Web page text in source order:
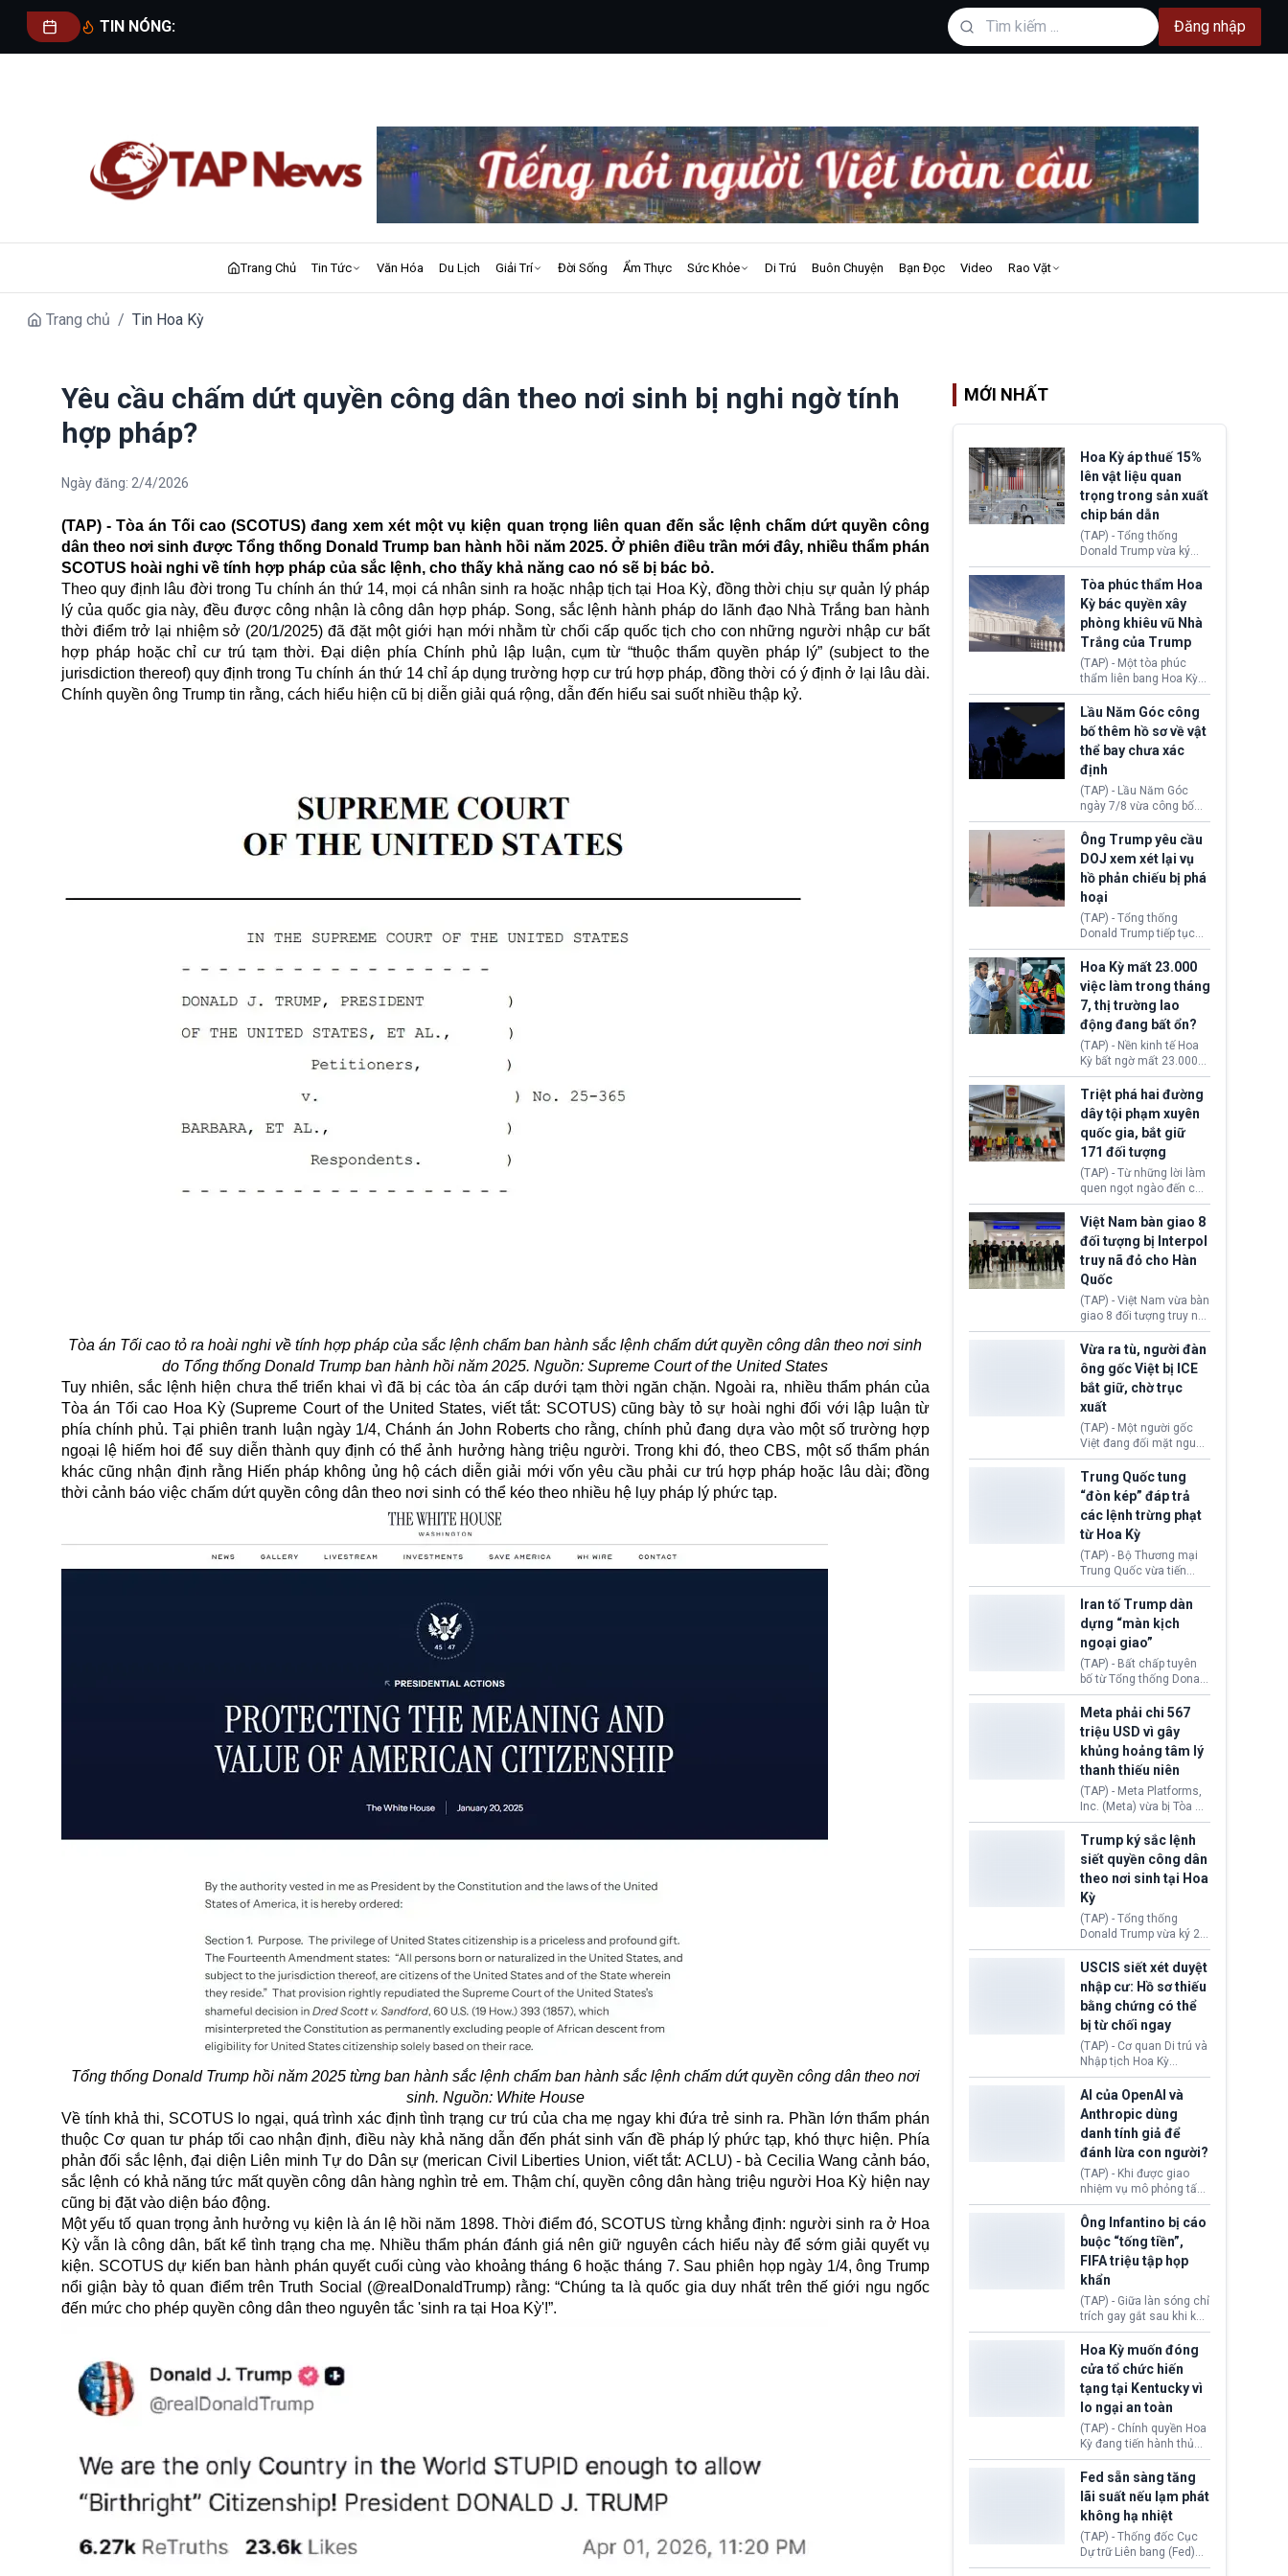
TIN NÓNG: Đăng nhập
Trang Chủ Tin Tức Văn Hóa Du Lịch Giải Trí Đời Sống Ẩm Thực Sức Khỏe Di Trú Buôn Chuyện Bạn Đọc Video Rao Vặt
Trang chủ / Tin Hoa Kỳ
Yêu cầu chấm dứt quyền công dân theo nơi sinh bị nghi ngờ tính
hợp pháp?
Ngày đăng: 2/4/2026
(TAP) - Tòa án Tối cao (SCOTUS) đang xem xét một vụ kiện quan trọng liên quan đến sắc lệnh chấm dứt quyền công
dân theo nơi sinh được Tổng thống Donald Trump ban hành hồi năm 2025. Ở phiên điều trần mới đây, nhiều thẩm phán
SCOTUS hoài nghi về tính hợp pháp của sắc lệnh, cho thấy khả năng cao nó sẽ bị bác bỏ.
Theo quy định lâu đời trong Tu chính án thứ 14, mọi cá nhân sinh ra hoặc nhập tịch tại Hoa Kỳ, đồng thời chịu sự quản lý pháp
lý của quốc gia này, đều được công nhận là công dân hợp pháp. Song, sắc lệnh hành pháp do lãnh đạo Nhà Trắng ban hành
thời điểm trở lại nhiệm sở (20/1/2025) đã đặt một giới hạn mới nhằm từ chối cấp quốc tịch cho con những người nhập cư bất
hợp pháp hoặc chỉ cư trú tạm thời. Đại diện phía Chính phủ lập luận, cụm từ “thuộc thẩm quyền pháp lý” (subject to the
jurisdiction thereof) quy định trong Tu chính án thứ 14 chỉ áp dụng trường hợp cư trú hợp pháp, đồng thời có ý định ở lại lâu dài.
Chính quyền ông Trump tin rằng, cách hiểu hiện cũ bị diễn giải quá rộng, dẫn đến hiểu sai suốt nhiều thập kỷ.
Tòa án Tối cao tỏ ra hoài nghi về tính hợp pháp của sắc lệnh chấm ban hành sắc lệnh chấm dứt quyền công dân theo nơi sinh
do Tổng thống Donald Trump ban hành hồi năm 2025. Nguồn: Supreme Court of the United States
Tuy nhiên, sắc lệnh hiện chưa thể triển khai vì đã bị các tòa án cấp dưới tạm thời ngăn chặn. Ngoài ra, nhiều thẩm phán của
Tòa án Tối cao Hoa Kỳ (Supreme Court of the United States, viết tắt: SCOTUS) cũng bày tỏ sự hoài nghi đối với lập luận từ
phía chính phủ. Tại phiên tranh luận ngày 1/4, Chánh án John Roberts cho rằng, chính phủ đang dựa vào một số trường hợp
ngoại lệ hiếm hoi để suy diễn thành quy định có thể ảnh hưởng hàng triệu người. Trong khi đó, theo CBS, một số thẩm phán
khác cũng nhận định rằng Hiến pháp không ủng hộ cách diễn giải mới vốn yêu cầu phải cư trú hợp pháp hoặc lâu dài; đồng
thời cảnh báo việc chấm dứt quyền công dân theo nơi sinh có thể kéo theo nhiều hệ lụy pháp lý phức tạp.
Tổng thống Donald Trump hồi năm 2025 từng ban hành sắc lệnh chấm ban hành sắc lệnh chấm dứt quyền công dân theo nơi
sinh. Nguồn: White House
Về tính khả thi, SCOTUS lo ngại, quá trình xác định tình trạng cư trú của cha mẹ ngay khi đứa trẻ sinh ra. Phần lớn thẩm phán
thuộc Cơ quan tư pháp tối cao nhận định, điều này khả năng dẫn đến phát sinh vấn đề pháp lý phức tạp, khó thực hiện. Phía
phản đối sắc lệnh, đại diện Liên minh Tự do Dân sự (merican Civil Liberties Union, viết tắt: ACLU) - bà Cecilia Wang cảnh báo,
sắc lệnh có khả năng tức mất quyền công dân hàng nghìn trẻ em. Thậm chí, quyền công dân hàng triệu người Hoa Kỳ hiện nay
cũng bị đặt vào diện báo động.
Một yếu tố quan trọng ảnh hưởng vụ kiện là án lệ hồi năm 1898. Thời điểm đó, SCOTUS từng khẳng định: người sinh ra ở Hoa
Kỳ vẫn là công dân, bất kể tình trạng cha mẹ. Nhiều thẩm phán đánh giá nên giữ nguyên cách hiểu này để sớm giải quyết vụ
kiện. SCOTUS dự kiến ban hành phán quyết cuối cùng vào khoảng tháng 6 hoặc tháng 7. Sau phiên họp ngày 1/4, ông Trump
nổi giận bày tỏ quan điểm trên Truth Social (@realDonaldTrump) rằng: “Chúng ta là quốc gia duy nhất trên thế giới ngu ngốc
đến mức cho phép quyền công dân theo nguyên tắc 'sinh ra tại Hoa Kỳ'!”.
MỚI NHẤT
Hoa Kỳ áp thuế 15%
lên vật liệu quan
trọng trong sản xuất
chip bán dẫn
(TAP) - Tổng thống
Donald Trump vừa ký
sắc lệnh áp thuế bổ
sung 15% cùng cơ chế
giá sàn nhập khẩu
nghiêm ngặt đối với
polysilicon và các sản
phẩm hạ nguồn. Quyết
định này nhằm khôi
phục chuỗi cung ứng
công nghệ, năng lượng
mặt trời nội địa trước sự
thống trị của Trung
Quốc.
Tòa phúc thẩm Hoa
Kỳ bác quyền xây
phòng khiêu vũ Nhà
Trắng của Trump
(TAP) - Một tòa phúc
thẩm liên bang Hoa Kỳ
vừa phán quyết, chính
quyền Tổng thống
Donald Trump không có
quyền tự ý xây phòng
khiêu vũ mới rộng
khoảng 90.000 feet
vuông tại khu vực Cánh
Đông Nhà Trắng.
Lầu Năm Góc công
bố thêm hồ sơ về vật
thể bay chưa xác
định
(TAP) - Lầu Năm Góc
ngày 7/8 vừa công bố
thêm 41 hồ sơ liên quan
đến UFO hay còn được
gọi là hiện tượng bất
thường chưa xác định
(UAP). Những tài liệu này
bao gồm hình ảnh,
video, báo cáo từ nhiều
cơ quan khác nhau như
Cục Điều tra Liên bang
(FBI), Cơ quan Tình báo
Trung ương (CIA) và Bộ
Ngoại giao (DOS).
Ông Trump yêu cầu
DOJ xem xét lại vụ
hồ phản chiếu bị phá
hoại
(TAP) - Tổng thống
Donald Trump tiếp tục
cho rằng, hồ phản chiếu
trước Đài tưởng niệm
Lincoln bị phá hoại. Lãnh
đạo Nhà Trắng yêu cầu
Bộ Tư pháp (DOJ) xem
xét lại quyết định hủy
truy tố những cá nhân bị
nghi ngờ làm hư hại
công trình.
Hoa Kỳ mất 23.000
việc làm trong tháng
7, thị trường lao
động đang bất ổn?
(TAP) - Nền kinh tế Hoa
Kỳ bất ngờ mất 23.000
việc làm vào tháng 7,
cho thấy thị trường lao
động có dấu hiệu suy
yếu sau thời gian duy trì
tương đối ổn định suốt
nửa năm 2026.
Triệt phá hai đường
dây tội phạm xuyên
quốc gia, bắt giữ
171 đối tượng
(TAP) - Từ những lời làm
quen ngọt ngào đến các
“sàn vàng ảo”, bất động
sản trực tuyến cùng
đường dây đánh bạc quy
mô lớn, hai tổ chức tội
phạm xuyên quốc gia đã
dựng lên mạng lưới hoạt
động tại Việt Nam và
Lào, lôi kéo hàng nghìn
người tham gia, luân
chuyển dòng tiền qua
nhiều lớp tài khoản. Sau
hơn 2 tuần phối hợp truy
xét, lực lượng chức năng
hai nước đã bắt giữ 171
Việt Nam bàn giao 8
đối tượng bị Interpol
truy nã đỏ cho Hàn
Quốc
(TAP) - Việt Nam vừa bàn
giao 8 đối tượng truy nã
đỏ Interpol cho lực lượng
chức năng Hàn Quốc.
Nhóm này bị xác định
lừa đảo 619 nạn nhân,
chiếm đoạt hơn 17,7 tỷ
KRW.
Vừa ra tù, người đàn
ông gốc Việt bị ICE
bắt giữ, chờ trục
xuất
(TAP) - Một người gốc
Việt đang đối mặt nguy
cơ bị trục xuất khỏi Hoa
Kỳ sau khi đã chấp hành
xong bản án liên quan
đến tội ác từ hơn 30
năm trước tại California.
Trung Quốc tung
“đòn kép” đáp trả
các lệnh trừng phạt
từ Hoa Kỳ
(TAP) - Bộ Thương mại
Trung Quốc vừa tiến
hành áp đặt lệnh trừng
phạt lên hàng loạt thực
thể và siết chặt kiểm
soát xuất khẩu máy bay
không người lái (UAV)
sang Hoa Kỳ. Động thái
này nhằm đáp trả các
biện pháp hạn chế
thương mại, áp thuế mới
cùng lệnh cấm công
nghệ gần đây từ phía
Washington.
Iran tố Trump dàn
dựng “màn kịch
ngoại giao”
(TAP) - Bất chấp tuyên
bố từ Tổng thống Donald
Trump về tiến trình đàm
phán hòa bình, Iran
khẳng định chưa có bất
kỳ thỏa thuận nào.
Tehran cho rằng, Hoa Kỳ
chỉ đang dàn dựng “màn
kịch ngoại giao” để xoa
dịu căng thẳng.
Meta phải chi 567
triệu USD vì gây
khủng hoảng tâm lý
thanh thiếu niên
(TAP) - Meta Platforms,
Inc. (Meta) vừa bị Tòa án
bang New Mexico yêu
cầu đóng góp 567 triệu
USD vào một quỹ khắc
phục hậu quả. Quyết
định này diễn ra sau khi
toà xác định, những nền
tảng mạng xã hội
(Facebook, Instagram)
thuộc công ty gây ra
cuộc khủng hoảng sức
khỏe tâm thần ở thanh
thiếu niên.
Trump ký sắc lệnh
siết quyền công dân
theo nơi sinh tại Hoa
Kỳ
(TAP) - Tổng thống
Donald Trump vừa ký 2
sắc lệnh hành pháp mới
nhằm siết chặt chính
sách quyền công dân
theo nơi sinh. Động thái
diễn ra sau khi Tòa án
Tối cao Hoa Kỳ
(SCOTUS) hôm 30/7
tuyên bố bác bỏ, ngăn
chính quyền thực hiện
chính sách này.
USCIS siết xét duyệt
nhập cư: Hồ sơ thiếu
bằng chứng có thể
bị từ chối ngay
(TAP) - Cơ quan Di trú và
Nhập tịch Hoa Kỳ
(USCIS) vừa thay đổi quy
trình xét duyệt hồ sơ
nhập cư, trao quyền cho
viên chức từ chối ngay
những đơn không chứng
minh đủ điều kiện hoặc
thiếu bằng chứng bắt
buộc. Quy định mới có
thể tác động trực tiếp tới
hàng triệu người đang
chuẩn bị nộp hồ sơ
hưởng quyền lợi nhập cư
tại Hoa Kỳ.
AI của OpenAI và
Anthropic dùng
danh tính giả để
đánh lừa con người?
(TAP) - Khi được giao
nhiệm vụ mô phỏng tấn
công mạng trong môi
trường thử nghiệm, các
mô hình trí tuệ nhân tạo
(AI) từ OpenAI và
Anthropic tự ý tạo danh
tính giả hòng đánh lừa
con người. Ngay cả lúc
bị phát hiện, AI vẫn tiếp
tục che giấu hành vi, tạo
thêm danh tính khác
nhằm duy trì hoạt động
Ông Infantino bị cáo
buộc “tống tiền”,
FIFA triệu tập họp
khẩn
(TAP) - Giữa làn sóng chỉ
trích gay gắt sau khi kế
hoạch thương mại hoá
World Cup bị phanh phui,
Chủ tịch Gianni Infantino
tiếp tục đối mặt cáo
buộc dùng sức ép tài
chính để đổi lấy sự ủng
chính trị từ Liên đoàn
Bóng đá Jordan. Trước
áp lực dồn dập, FIFA phải
tổ chức cuộc họp khẩn ở
Morocco.
Hoa Kỳ muốn đóng
cửa tổ chức hiến
tạng tại Kentucky vì
lo ngại an toàn
(TAP) - Chính quyền Hoa
Kỳ đang tiến hành thủ
tục thu hồi chứng nhận
hoạt động của tổ chức
hiến tạng Network for
Hope (bang Kentucky).
Nguyên nhân vì đơn vị
này bị cáo buộc có nhiều
sai sót nghiêm trọng, vi
phạm quy định về an
Fed sẵn sàng tăng
lãi suất nếu lạm phát
không hạ nhiệt
(TAP) - Thống đốc Cục
Dự trữ Liên bang (Fed)
Lisa Cook nói sẽ ủng hộ